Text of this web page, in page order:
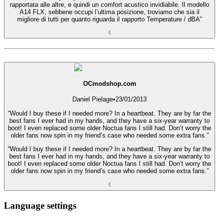
rapportata alle altre, e quindi un comfort acustico invidiabile. Il modello
A14 FLX, sebbene occupi l’ultima posizione, troviamo che sia il
migliore di tutti per quanto riguarda il rapporto Temperature / dBA”
OCmodshop.com
Daniel Pielage•23/01/2013
“Would I buy these if I needed more? In a heartbeat. They are by far the
best fans I ever had in my hands, and they have a six-year warranty to
boot! I even replaced some older Noctua fans I still had. Don’t worry the
older fans now spin in my friend’s case who needed some extra fans.”
“Would I buy these if I needed more? In a heartbeat. They are by far the
best fans I ever had in my hands, and they have a six-year warranty to
boot! I even replaced some older Noctua fans I still had. Don’t worry the
older fans now spin in my friend’s case who needed some extra fans.”
Language settings